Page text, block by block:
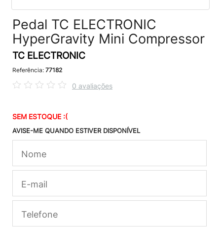
Pedal TC ELECTRONIC
HyperGravity Mini Compressor
TC ELECTRONIC
Referência: 77182
0 avaliações
SEM ESTOQUE :(
AVISE-ME QUANDO ESTIVER DISPONÍVEL